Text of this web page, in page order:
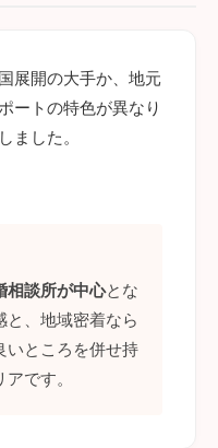
展開の大手か、地元
ートの特色が異なり
ました。
相談所が中心とな
と、地域密着なら
いところを併せ持
です。